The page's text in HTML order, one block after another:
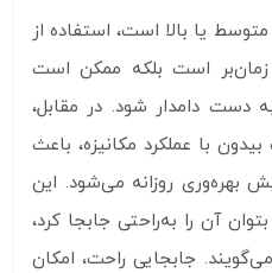
یا بالا است، استفاده از
است بلکه ممکن است
دامدار شود. در مقابل،
با عملکرد مکانیزه، باعث
بهره‌وری روزانه می‌شود. این
آن را به‌راحتی جابجا کرد،
جابجایی راحت، امکان